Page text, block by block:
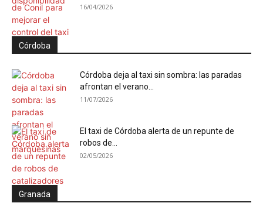
16/04/2026
Córdoba
Córdoba deja al taxi sin sombra: las paradas
afrontan el verano...
11/07/2026
El taxi de Córdoba alerta de un repunte de
robos de...
02/05/2026
Granada